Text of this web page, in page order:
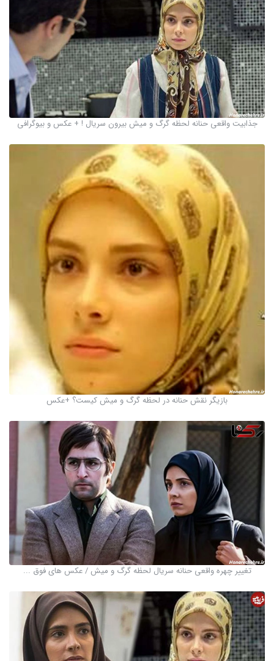
جذابیت واقعی حنانه لحظه گرگ و میش بیرون سریال ! + عکس و بیوگرافی
بازیگر نقش حنانه در لحظه گرگ و میش کیست؟ +عکس
تغییر چهره واقعی حنانه سریال لحظه گرگ و میش / عکس های فوق ...